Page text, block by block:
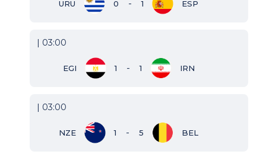
URU 0 - 1 ESP
| 03:00
EGI 1 - 1 IRN
| 03:00
NZE 1 - 5 BEL